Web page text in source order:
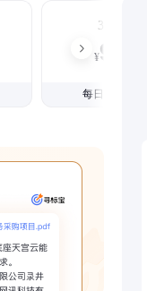
3个月
¥99
每日仅1.08元